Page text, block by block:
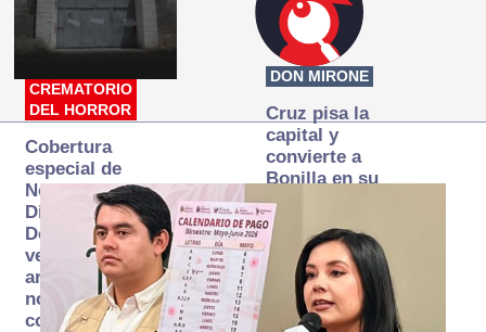
de
Ciudad
que
noticias,
hacemos periodismo
CREMATORIO
DEL HORROR
Cobertura
especial de
Norte
Digital:
Donde la
verdad
arde… pero
no se
consume
DON MIRONE
Cruz pisa la
capital y
convierte a
Bonilla en su
primer blanco